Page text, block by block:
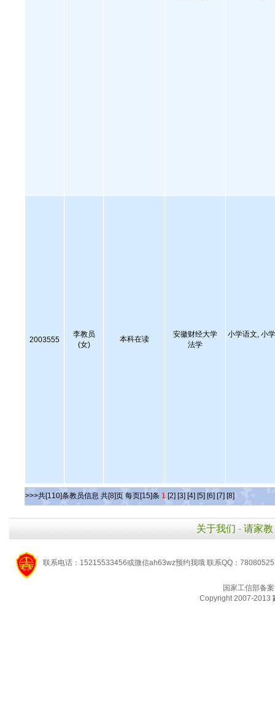
2003555
李教员
(女)
本科在读
安徽财经大学
法学
小学语文, 小
>>>共[110]条教员信息 共[8]页 每页[15]条 1 [2] [3] [4] [5] [6] [7] [8]
关于我们 - 请家教
联系电话：15215533456或微信ah63wz预约我哦 联系QQ：
国家工信部备
Copyright 2007-2013